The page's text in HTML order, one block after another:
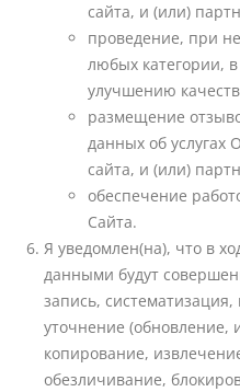
сайта, и (или)
проведение, при
любых категории,
улучшению
размещение
данных об услугах
сайта, и (или)
обеспечение
Сайта.
Я уведомлен(на), что в
данными будут
запись,
уточнение (обновление,
копирование,
обезличивание,